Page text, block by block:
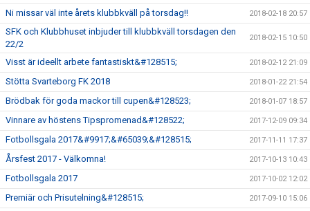
Ni missar väl inte årets klubbkväll på torsdag!! 2018-02-18 20:57
SFK och Klubbhuset inbjuder till klubbkväll torsdagen den
22/2
2018-02-15 10:50
Visst är ideellt arbete fantastiskt&#128515; 2018-02-12 21:09
Stötta Svarteborg FK 2018 2018-01-22 21:54
Brödbak för goda mackor till cupen&#128523; 2018-01-07 18:57
Vinnare av höstens Tipspromenad&#128522; 2017-12-09 09:34
Fotbollsgala 2017&#9917;&#65039;&#128515; 2017-11-11 17:37
Årsfest 2017 - Välkomna! 2017-10-13 10:43
Fotbollsgala 2017 2017-10-02 12:02
Premiär och Prisutelning&#128515; 2017-09-10 15:06